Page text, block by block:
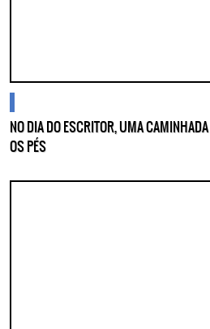
NO DIA DO ESCRITOR, UMA
OS PÉS